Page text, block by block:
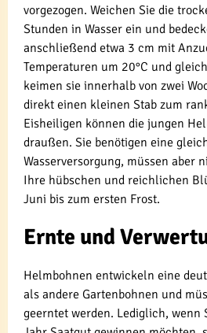
vorgezogen. Weichen Sie die
Stunden in Wasser ein und
anschließend etwa 3 cm mit
Temperaturen um 20°C und
keimen sie innerhalb von zwei
direkt einen kleinen Stab zum
Eisheiligen können die jungen
draußen. Sie benötigen eine
Wasserversorgung, müssen aber
Ihre hübschen und reichlichen
Juni bis zum ersten Frost.
Ernte und
Helmbohnen entwickeln eine
als andere Gartenbohnen und
geerntet werden. Lediglich, wenn